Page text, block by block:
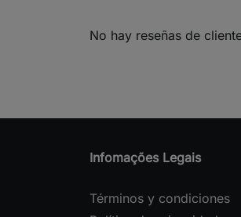
No hay reseñas de
Infomações Legais
Términos y condiciones